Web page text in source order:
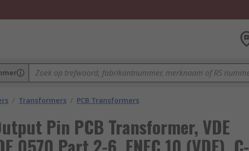
/ Transformers / PCB Transformers
Pin PCB Transformer, VDE